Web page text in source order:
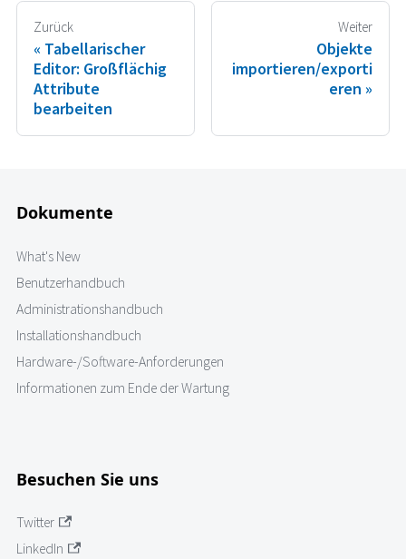
Zurück
Tabellarischer
Editor: Großflächig
Attribute
bearbeiten
Weiter
Objekte
importieren/exporti
eren
Dokumente
What's New
Benutzerhandbuch
Administrationshandbuch
Installationshandbuch
Hardware-/Software-Anforderungen
Informationen zum Ende der Wartung
Besuchen Sie uns
Twitter
LinkedIn